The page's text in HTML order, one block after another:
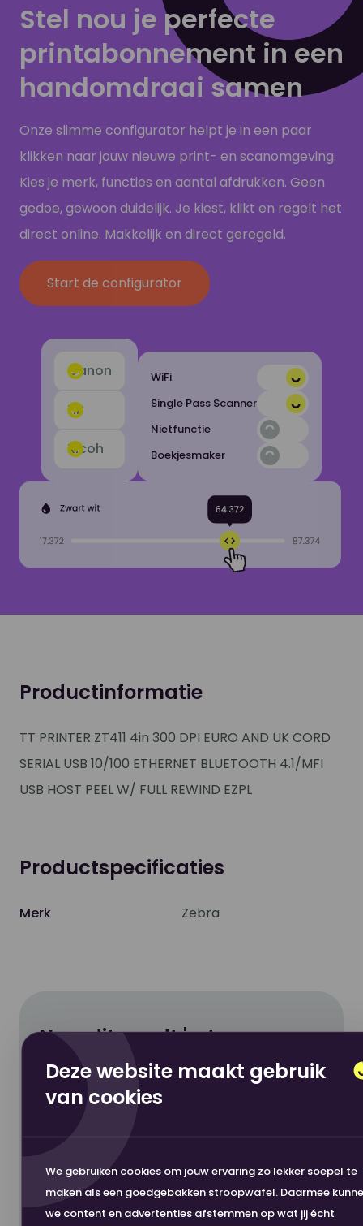
Deze website maakt gebruik
van cookies
We gebruiken cookies om jouw ervaring zo lekker soepel te
maken als een goedgebakken stroopwafel. Daarmee
we content en advertenties afstemmen op wat jij écht
Stel nou je perfecte
printabonnement in een
handomdraai samen
Onze slimme configurator helpt je in een paar
klikken naar jouw nieuwe print- en scanomgeving.
Kies je merk, functies en aantal afdrukken. Geen
gedoe, gewoon duidelijk. Je kiest, klikt en regelt het
direct online. Makkelijk en direct geregeld.
Start de configurator
Canon
HP
Ricoh
WiFi
Single Pass Scanner
Nietfunctie
Boekjesmaker
Productinformatie
TT PRINTER ZT411 4in 300 DPI EURO AND UK CORD
SERIAL USB 10/100 ETHERNET BLUETOOTH 4.1/MFI
USB HOST PEEL W/ FULL REWIND EZPL
Productspecificaties
Merk Zebra
Nou, dit wordt 'm!
Hoge klanttevredenheid
Snelle levering
Transfer Printer 4" 203 dpi
€ 1.325,00 excl. BTW